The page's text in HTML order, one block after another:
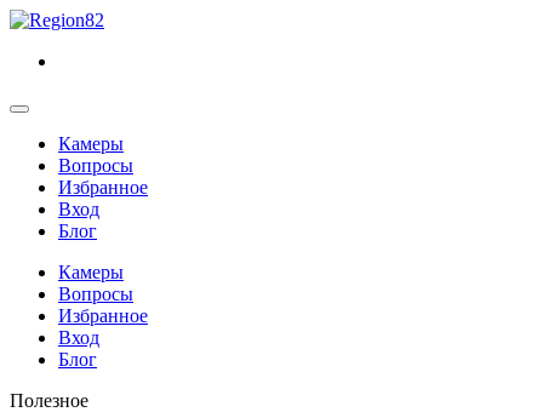
Камеры
Вопросы
Избранное
Вход
Блог
Камеры
Вопросы
Избранное
Вход
Блог
Полезное